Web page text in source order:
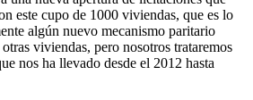
este cupo de 1000 viviendas, que es lo
algún nuevo mecanismo paritario
viviendas, pero nosotros trataremos
nos ha llevado desde el 2012 hasta